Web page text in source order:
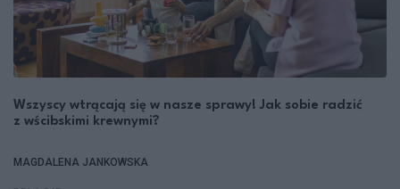
Wszyscy wtrącają się w nasze sprawy! Jak sobie radzić
z wścibskimi krewnymi?
MAGDALENA JANKOWSKA